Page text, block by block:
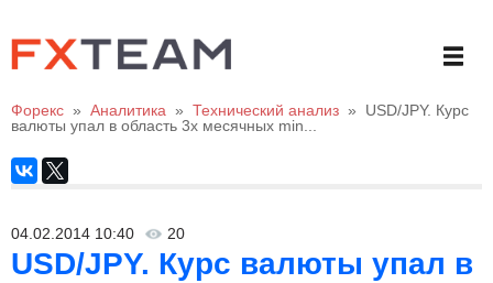
Форекс » Аналитика » Технический анализ »
USD/JPY. Курс
валюты упал в область 3х месячных min...
04.02.2014 10:40 20
USD/JPY. Курс валюты упал в